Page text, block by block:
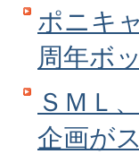
ポニキ
周年ボ
ＳＭＬ
企画が